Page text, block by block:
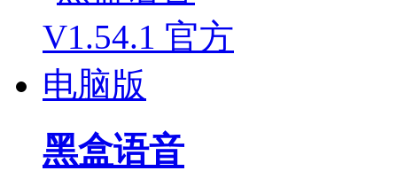
黑盒语音